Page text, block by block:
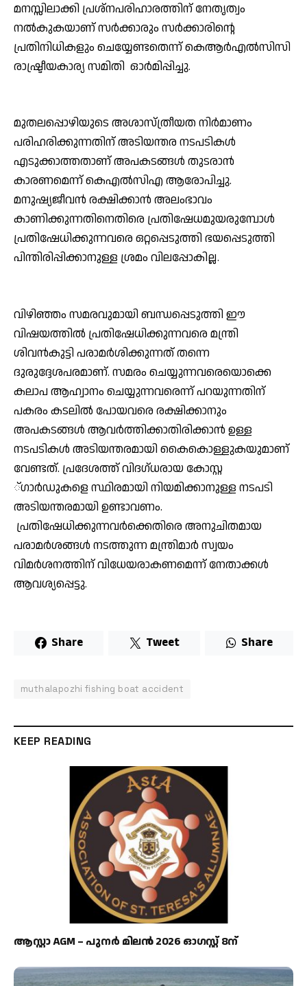
മനസ്സിലാക്കി പ്രശ്‌നപരിഹാരത്തിന് നേതൃത്വം
നല്‍കുകയാണ് സര്‍ക്കാരും സര്‍ക്കാരിന്റെ
പ്രതിനിധികളും ചെയ്യേണ്ടതെന്ന് കെആര്‍എല്‍സിസി
രാഷ്ട്രീയകാര്യ സമിതി ഓര്‍മിപ്പിച്ചു.
മുതലപ്പൊഴിയുടെ അശാസ്ത്രീയത നിര്‍മാണം
പരിഹരിക്കുന്നതിന് അടിയന്തര നടപടികള്‍
എടുക്കാത്തതാണ് അപകടങ്ങള്‍ തുടരാന്‍
കാരണമെന്ന് കെഎല്‍സിഎ ആരോപിച്ചു.
മനുഷ്യജീവന്‍ രക്ഷിക്കാന്‍ അലംഭാവം
കാണിക്കുന്നതിനെതിരെ പ്രതിഷേധമുയരുമ്പോള്‍
പ്രതിഷേധിക്കുന്നവരെ ഒറ്റപ്പെടുത്തി ഭയപ്പെടുത്തി
പിന്തിരിപ്പിക്കാനുള്ള ശ്രമം വിലപ്പോകില്ല.
വിഴിഞ്ഞം സമരവുമായി ബന്ധപ്പെടുത്തി ഈ
വിഷയത്തില്‍ പ്രതിഷേധിക്കുന്നവരെ മന്ത്രി
ശിവന്‍കുട്ടി പരാമര്‍ശിക്കുന്നത് തന്നെ
ദുരുദ്ദേശപരമാണ്. സമരം ചെയ്യുന്നവരെയൊക്കെ
കലാപ ആഹ്വാനം ചെയ്യുന്നവരെന്ന് പറയുന്നതിന്
പകരം കടലില്‍ പോയവരെ രക്ഷിക്കാനും
അപകടങ്ങള്‍ ആവര്‍ത്തിക്കാതിരിക്കാന്‍ ഉള്ള
നടപടികള്‍ അടിയന്തരമായി കൈകൊള്ളുകയുമാണ്
വേണ്ടത്. പ്രദേശത്ത് വിദഗ്ധരായ കോസ്റ്റ
്ഗാര്‍ഡുകളെ സ്ഥിരമായി നിയമിക്കാനുള്ള നടപടി
അടിയന്തരമായി ഉണ്ടാവണം.
പ്രതിഷേധിക്കുന്നവര്‍ക്കെതിരെ അനുചിതമായ
പരാമര്‍ശങ്ങള്‍ നടത്തുന്ന മന്ത്രിമാര്‍ സ്വയം
വിമര്‍ശനത്തിന് വിധേയരാകണമെന്ന് നേതാക്കള്‍
ആവശ്യപ്പെട്ടു.
Share Tweet Share
muthalapozhi fishing boat accident
KEEP READING
ആസ്റ്റാ AGM – പുനർ മിലൻ 2026 ഓഗസ്റ്റ് 8ന്